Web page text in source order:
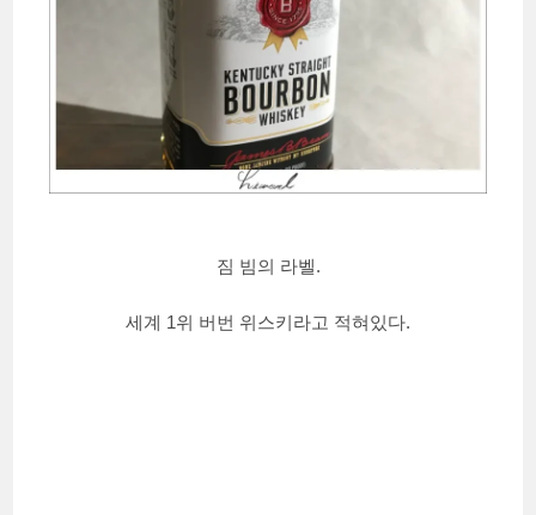
짐 빔의 라벨.
세계 1위 버번 위스키라고 적혀있다.